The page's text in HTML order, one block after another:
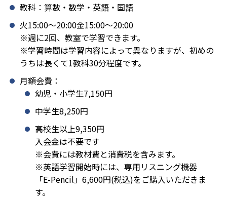
教科：算数・数学・英語・国語
火15:00〜20:00金15:00〜20:00
※週に2回、教室で学習できます。
※学習時間は学習内容によって異なりますが、初めの
うちは長くて1教科30分程度です。
月額会費：
幼児・小学生7,150円
中学生8,250円
高校生以上9,350円
入会金は不要です
※会費には教材費と消費税を含みます。
※英語学習開始時には、専用リスニング機器
「E-Pencil」6,600円(税込)をご購入いただきま
す。